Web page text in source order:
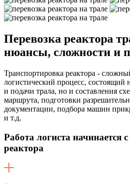
Перевозка реактора
нюансы, сложности и
Транспортировка реактора -
логистический процесс, состоящий
и подачи трала, но и составления
маршрута, подготовки
документации, подбора машин
и т.д.
Работа логиста начинается
реактора